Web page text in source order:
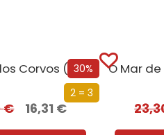
30%
2 = 3
O Festim dos Corvos (Edição especial limitada)
€ 16,31 €